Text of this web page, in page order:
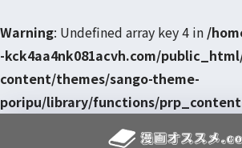
Warning: Undefined array key 4 in /
-kck4aa4nk081acvh.com/
content/themes/sango-theme-
poripu/library/functions/